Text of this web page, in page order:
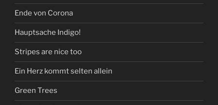
Ende von Corona
Hauptsache Indigo!
Stripes are nice too
Ein Herz kommt selten allein
Green Trees